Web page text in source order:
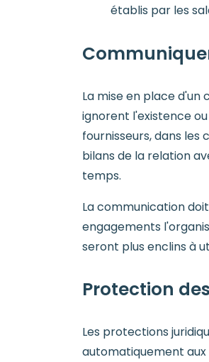
établis par les
La mise en place
ignorent l'existence
fournisseurs, dans les
bilans de la relation
temps.
La communication
engagements
seront plus enclins à
Protection
Les protections
automatiquement aux